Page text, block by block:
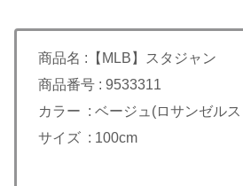
商品名 :【MLB】スタジャン
商品番号 : 9533311
カラー : ベージュ(ロサンゼル
サイズ : 100cm